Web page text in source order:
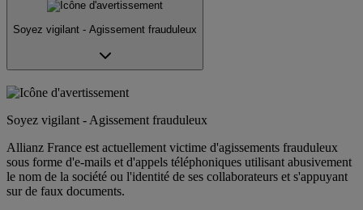
Soyez vigilant - Agissement frauduleux
Soyez vigilant - Agissement frauduleux
Allianz France est actuellement victime d'agissements frauduleux
sous forme d'e-mails et d'appels téléphoniques utilisant abusivement
le nom de la société ou l'identité de ses collaborateurs et s'appuyant
sur de faux documents.